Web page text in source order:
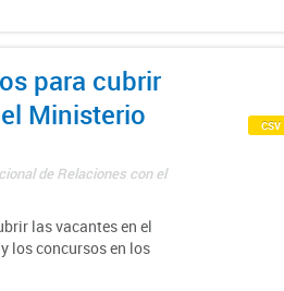
para cubrir
Ministerio
de Relaciones con el
las vacantes en el
los concursos en los
csv